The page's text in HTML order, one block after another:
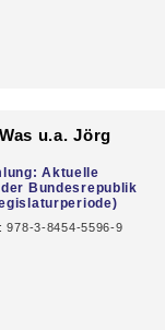
u.a. Jörg
Aktuelle
Bundesrepublik
978-3-8454-5596-9